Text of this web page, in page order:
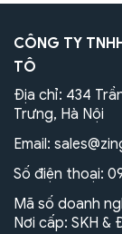
CÔNG TY
TÔ
Địa chỉ: 434
Trưng, Hà Nội
Email:
Số điện thoại:
Mã số doanh
Nơi cấp: SKH &